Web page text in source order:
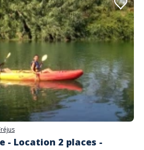
- Location 2 places -